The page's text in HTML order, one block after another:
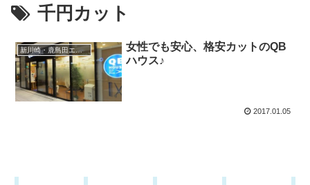
千円カット
新川崎・鹿島田エリア
女性でも安心、格安カットのQB
ハウス♪
2017.01.05